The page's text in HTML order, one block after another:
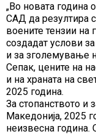
„Во новата година
САД да резултира
воените тензии на
создадат услови
и за зголемување
Сепак, цените на
и на храната на
2025 годинa.
За стопанството и
Македонија, 2025
неизвесна